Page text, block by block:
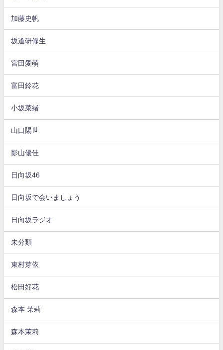
加藤史帆
坂道研修生
宮田愛萌
富田鈴花
小坂菜緒
山口陽世
影山優佳
日向坂46
日向坂で会いましょう
日向坂ラジオ
未分類
東村芽依
松田好花
森本 茉莉
森本茉莉